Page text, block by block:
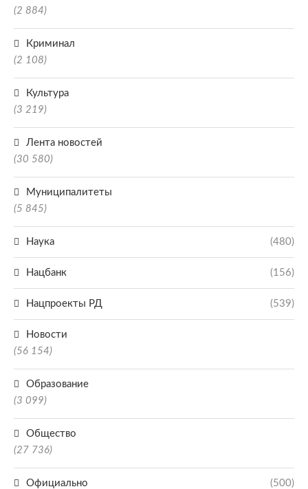
(2 884)
Криминал
(2 108)
Культура
(3 219)
Лента новостей
(30 580)
Муниципалитеты
(5 845)
Наука (480)
Нацбанк (156)
Нацпроекты РД (539)
Новости
(56 154)
Образование
(3 099)
Общество
(27 736)
Официально (500)